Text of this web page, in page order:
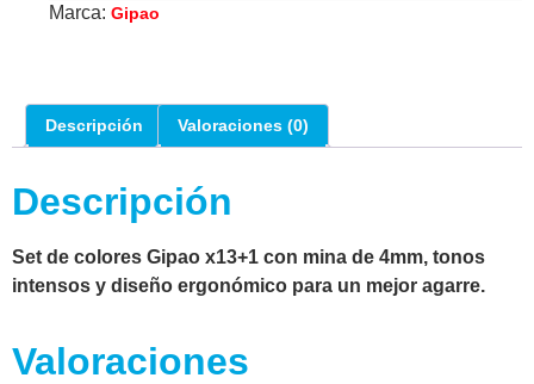
Marca: Gipao
Descripción Valoraciones (0)
Descripción
Set de colores Gipao x13+1 con mina de 4mm, tonos
intensos y diseño ergonómico para un mejor agarre.
Valoraciones